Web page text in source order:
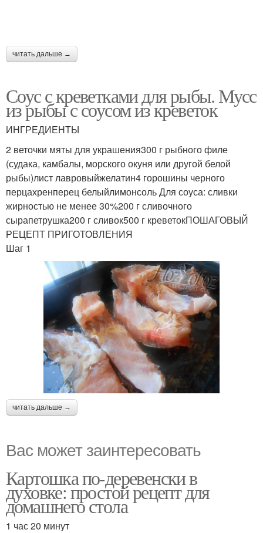
читать дальше →
Соус с креветками для рыбы. Мусс
из рыбы с соусом из креветок
ИНГРЕДИЕНТЫ
2 веточки мяты для украшения300 г рыбного филе
(судака, камбалы, морского окуня или другой белой
рыбы)лист лавровыйжелатин4 горошины черного
перцахренперец белыйлимонсоль Для соуса: сливки
жирностью не менее 30%200 г сливочного
сырапетрушка200 г сливок500 г креветокПОШАГОВЫЙ
РЕЦЕПТ ПРИГОТОВЛЕНИЯ
Шаг 1
читать дальше →
Вас может заинтересовать
Картошка по-деревенски в
духовке: простой рецепт для
домашнего стола
1 час 20 минут